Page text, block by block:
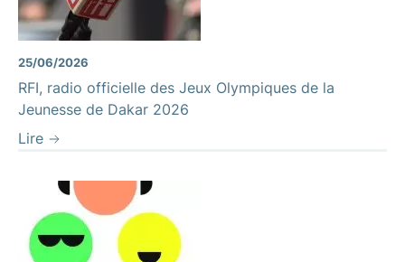
25/06/2026
RFI, radio officielle des Jeux Olympiques de la
Jeunesse de Dakar 2026
Lire